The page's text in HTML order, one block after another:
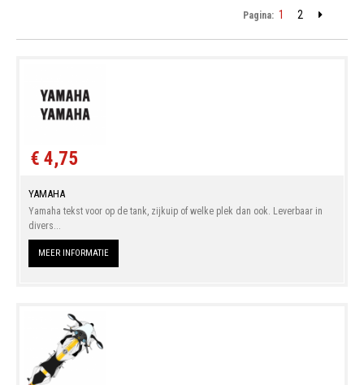
Pagina: 1 2
€ 4,75
YAMAHA
Yamaha tekst voor op de tank, zijkuip of welke plek dan ook. Leverbaar in
divers...
MEER INFORMATIE